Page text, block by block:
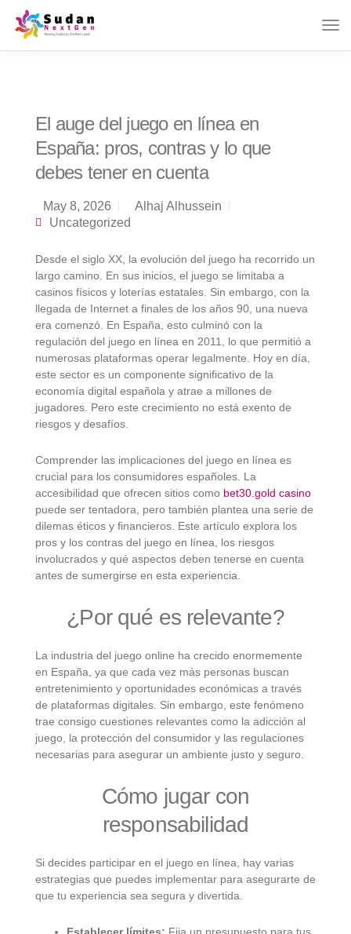
El auge del juego en línea en
España: pros, contras y lo que
debes tener en cuenta
May 8, 2026
Alhaj Alhussein
Uncategorized
Desde el siglo XX, la evolución del juego ha recorrido un
largo camino. En sus inicios, el juego se limitaba a
casinos físicos y loterías estatales. Sin embargo, con la
llegada de Internet a finales de los años 90, una nueva
era comenzó. En España, esto culminó con la
regulación del juego en línea en 2011, lo que permitió a
numerosas plataformas operar legalmente. Hoy en día,
este sector es un componente significativo de la
economía digital española y atrae a millones de
jugadores. Pero este crecimiento no está exento de
riesgos y desafíos.
Comprender las implicaciones del juego en línea es
crucial para los consumidores españoles. La
accesibilidad que ofrecen sitios como bet30.gold casino
puede ser tentadora, pero también plantea una serie de
dilemas éticos y financieros. Este artículo explora los
pros y los contras del juego en línea, los riesgos
involucrados y qué aspectos deben tenerse en cuenta
antes de sumergirse en esta experiencia.
¿Por qué es relevante?
La industria del juego online ha crecido enormemente
en España, ya que cada vez más personas buscan
entretenimiento y oportunidades económicas a través
de plataformas digitales. Sin embargo, este fenómeno
trae consigo cuestiones relevantes como la adicción al
juego, la protección del consumidor y las regulaciones
necesarias para asegurar un ambiente justo y seguro.
Cómo jugar con
responsabilidad
Si decides participar en el juego en línea, hay varias
estrategias que puedes implementar para asegurarte de
que tu experiencia sea segura y divertida.